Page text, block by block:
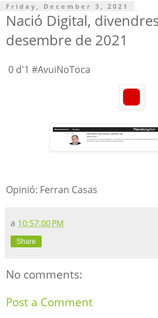
Friday, December 3, 2021
Nació Digital,
desembre de 2021
0 d'1 #AvuiNoToca
Opinió: Ferran Casas
a 10:57:00 PM
Share
No comments:
Post a Comment